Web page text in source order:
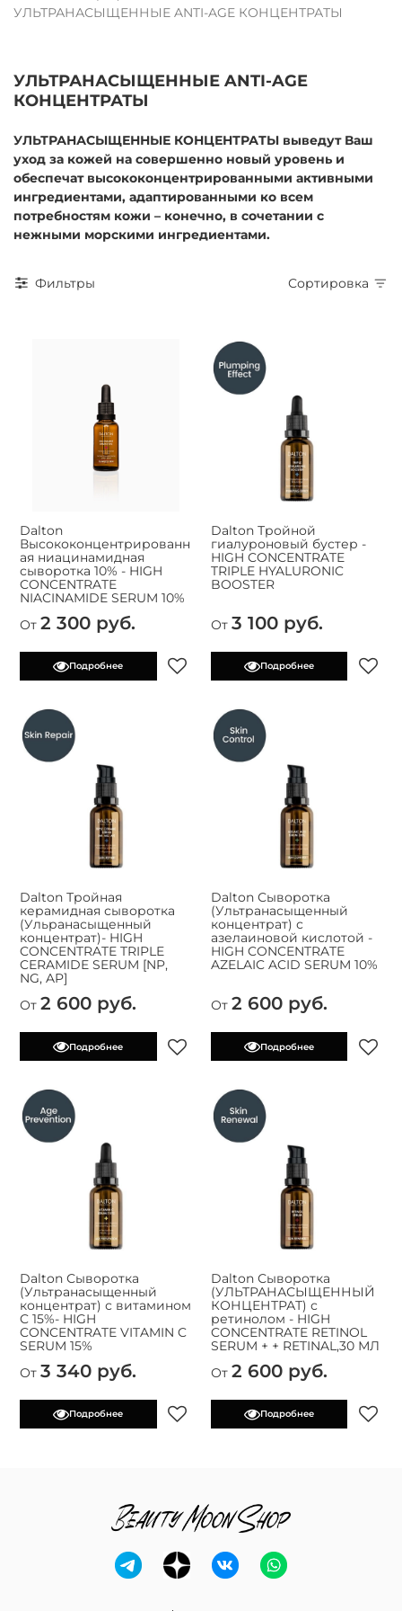
УЛЬТРАНАСЫЩЕННЫЕ ANTI-AGE КОНЦЕНТРАТЫ
УЛЬТРАНАСЫЩЕННЫЕ ANTI-AGE
КОНЦЕНТРАТЫ
УЛЬТРАНАСЫЩЕННЫЕ КОНЦЕНТРАТЫ выведут Ваш
уход за кожей на совершенно новый уровень и
обеспечат высококонцентрированными активными
ингредиентами, адаптированными ко всем
потребностям кожи – конечно, в сочетании с
нежными морскими ингредиентами.
Фильтры Сортировка
Dalton
Высококонцентрированн
ая ниацинамидная
сыворотка 10% - HIGH
CONCENTRATE
NIACINAMIDE SERUM 10%
От 2 300 руб.
Подробнее
Dalton Тройной
гиалуроновый бустер -
HIGH CONCENTRATE
TRIPLE HYALURONIC
BOOSTER
От 3 100 руб.
Подробнее
Dalton Тройная
керамидная сыворотка
(Ульранасыщенный
концентрат)- HIGH
CONCENTRATE TRIPLE
CERAMIDE SERUM [NP,
NG, AP]
От 2 600 руб.
Подробнее
Dalton Сыворотка
(Ультранасыщенный
концентрат) с
азелаиновой кислотой -
HIGH CONCENTRATE
AZELAIC ACID SERUM 10%
От 2 600 руб.
Подробнее
Dalton Сыворотка
(Ультранасыщенный
концентрат) с витамином
C 15%- HIGH
CONCENTRATE VITAMIN C
SERUM 15%
От 3 340 руб.
Подробнее
Dalton Сыворотка
(УЛЬТРАНАСЫЩЕННЫЙ
КОНЦЕНТРАТ) с
ретинолом - HIGH
CONCENTRATE RETINOL
SERUM + + RETINAL,30 МЛ
От 2 600 руб.
Подробнее